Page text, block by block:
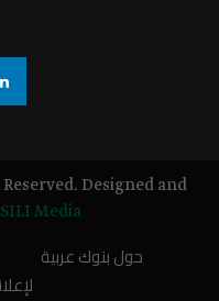
Designed and
Media
حول بنوك عربية